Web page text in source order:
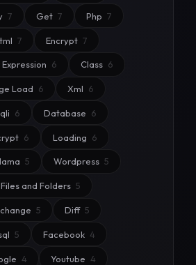
7 Get 7 Php 7
7 Encrypt 7
6 Class 6
Load 6 Xml 6
6 Database 6
6 Loading 6
5 Wordpress 5
Files and Folders 5
5 Diff 5
5 Facebook 4
4 Youtube 4